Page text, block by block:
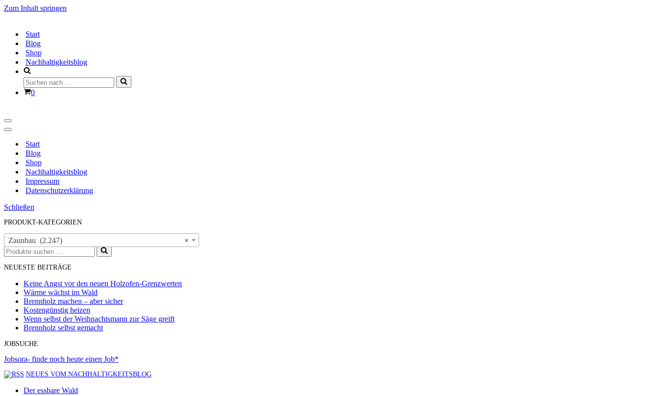
Zum Inhalt springen
Start
Blog
Shop
Nachhaltigkeitsblog
Suchen
nach …
Warenkorb
0
Navigationsmenü
Navigationsmenü
Start
Blog
Shop
Nachhaltigkeitsblog
Impressum
Datenschutzerklärung
Schließen
PRODUKT-KATEGORIEN
×
Zaunbau (2.247)
Suchen
nach …
NEUESTE BEITRÄGE
Keine Angst vor den neuen Holzofen-Grenzwerten
Wärme wächst im Wald
Brennholz machen – aber sicher
Kostengünstig heizen
Wenn selbst der Weihnachtsmann zur Säge greift
Brennholz selbst gemacht
JOBSUCHE
Jobsora- finde noch heute einen Job*
NEUES VOM NACHHALTIGKEITSBLOG
Der essbare Wald